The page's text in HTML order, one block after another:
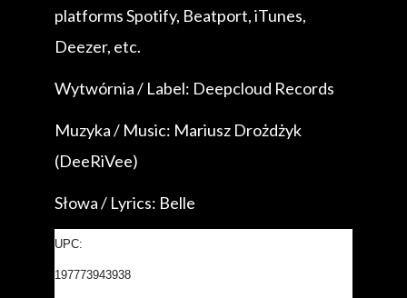
platforms Spotify, Beatport, iTunes,
Deezer, etc.
Wytwórnia / Label: Deepcloud Records
Muzyka / Music: Mariusz Drożdżyk
(DeeRiVee)
Słowa / Lyrics: Belle
UPC:
197773943938